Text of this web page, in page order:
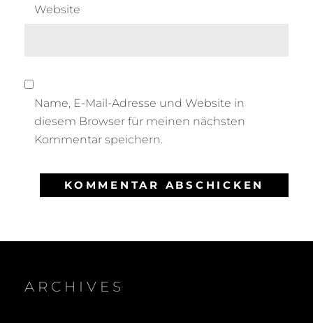
Website
Name, E-Mail-Adresse und Website in
diesem Browser für meinen nächsten
Kommentar speichern.
ARCHIVES